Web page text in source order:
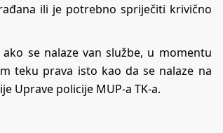
ili je potrebno spriječiti krivično
se nalaze van službe, u momentu
teku prava isto kao da se nalaze na
Uprave policije MUP-a TK-a.